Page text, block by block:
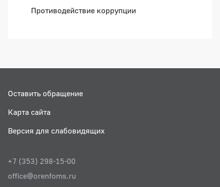
Противодействие коррупции
Оставить обращение
Карта сайта
Версия для слабовидящих
+7 (353) 298-15-00
office@orenfoms.ru